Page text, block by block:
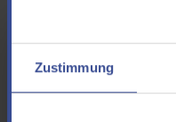
Zustimmung